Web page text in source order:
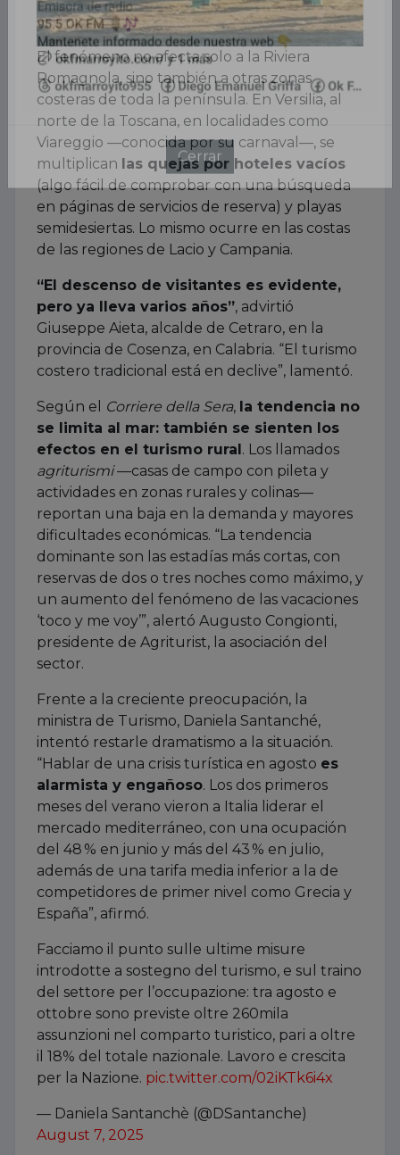
El fenómeno no afecta solo a la Riviera
Romagnola, sino también a otras zonas
costeras de toda la península. En Versilia, al
norte de la Toscana, en localidades como
Viareggio —conocida por su carnaval—, se
multiplican las quejas por hoteles vacíos
(algo fácil de comprobar con una búsqueda
en páginas de servicios de reserva) y playas
semidesiertas. Lo mismo ocurre en las costas
de las regiones de Lacio y Campania.
“El descenso de visitantes es evidente,
pero ya lleva varios años”, advirtió
Giuseppe Aieta, alcalde de Cetraro, en la
provincia de Cosenza, en Calabria. “El turismo
costero tradicional está en declive”, lamentó.
Según el Corriere della Sera, la tendencia no
se limita al mar: también se sienten los
efectos en el turismo rural. Los llamados
agriturismi—casas de campo con pileta y
actividades en zonas rurales y colinas—
reportan una baja en la demanda y mayores
dificultades económicas. “La tendencia
dominante son las estadías más cortas, con
reservas de dos o tres noches como máximo, y
un aumento del fenómeno de las vacaciones
‘toco y me voy’”, alertó Augusto Congionti,
presidente de Agriturist, la asociación del
sector.
Frente a la creciente preocupación, la
ministra de Turismo, Daniela Santanché,
intentó restarle dramatismo a la situación.
“Hablar de una crisis turística en agosto es
alarmista y engañoso. Los dos primeros
meses del verano vieron a Italia liderar el
mercado mediterráneo, con una ocupación
del 48 % en junio y más del 43 % en julio,
además de una tarifa media inferior a la de
competidores de primer nivel como Grecia y
España”, afirmó.
Facciamo il punto sulle ultime misure
introdotte a sostegno del turismo, e sul traino
del settore per l’occupazione: tra agosto e
ottobre sono previste oltre 260mila
assunzioni nel comparto turistico, pari a oltre
il 18% del totale nazionale. Lavoro e crescita
per la Nazione. pic.twitter.com/02iKTk6i4x
— Daniela Santanchè (@DSantanche)
August 7, 2025